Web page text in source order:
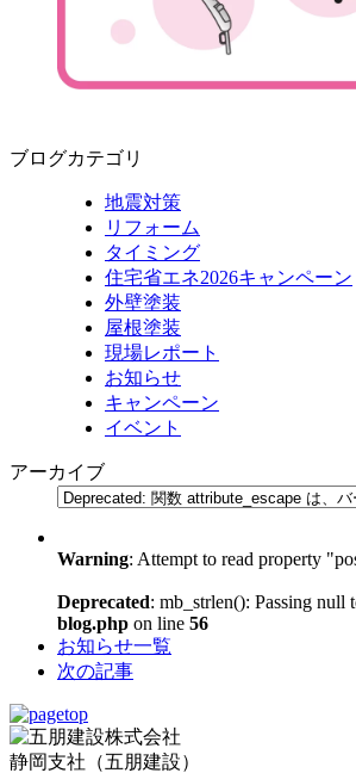
ブログカテゴリ
地震対策
リフォーム
タイミング
住宅省エネ2026キャンペーン
外壁塗装
屋根塗装
現場レポート
お知らせ
キャンペーン
イベント
アーカイブ
Warning: Attempt to read property
Deprecated: mb_strlen(): Passing null
blog.php on line 56
お知らせ一覧
次の記事
静岡支社（五朋建設）